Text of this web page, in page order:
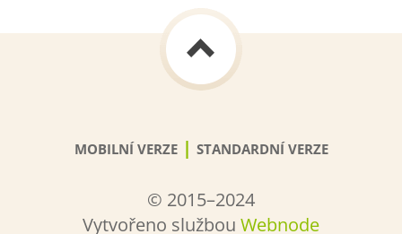
MOBILNÍ VERZE | STANDARDNÍ VERZE
© 2015–2024
Vytvořeno službou Webnode